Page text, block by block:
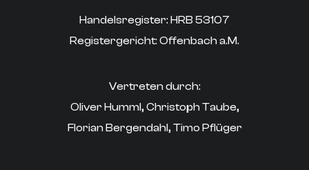
Handelsregister: HRB 53107
Registergericht: Offenbach a.M.
Vertreten durch:
Oliver Humml, Christoph Taube,
Florian Bergendahl, Timo Pflüger